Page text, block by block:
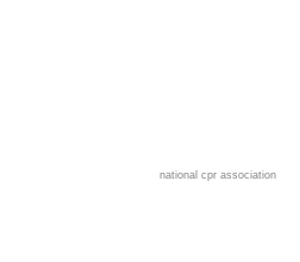
national cpr association